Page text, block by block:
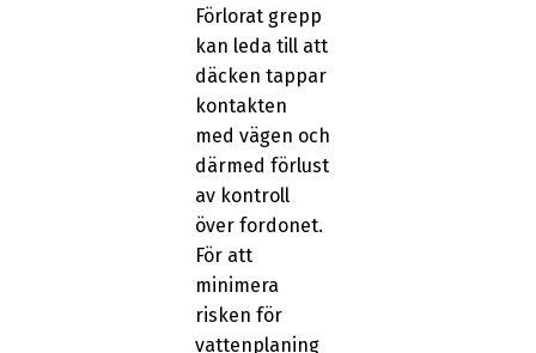
Förlorat grepp
kan leda till att
däcken tappar
kontakten
med vägen och
därmed förlust
av kontroll
över fordonet.
För att
minimera
risken för
vattenplaning